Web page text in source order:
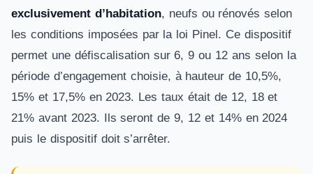
exclusivement d’habitation, neufs ou rénovés selon
les conditions imposées par la loi Pinel. Ce dispositif
permet une défiscalisation sur 6, 9 ou 12 ans selon la
période d’engagement choisie, à hauteur de 10,5%,
15% et 17,5% en 2023. Les taux était de 12, 18 et
21% avant 2023. Ils seront de 9, 12 et 14% en 2024
puis le dispositif doit s’arrêter.